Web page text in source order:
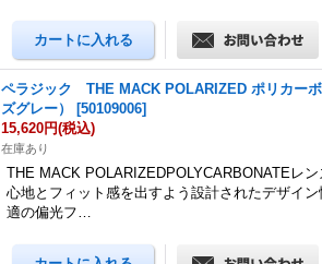
ペラジック THE MACK POLARIZED ポリカー
ズグレー）
[50109006]
15,620円(税込)
在庫あり
THE MACK POLARIZEDPOLYCARBONATEレ
心地とフィット感を出すよう設計されたデザイ
適の偏光フ…